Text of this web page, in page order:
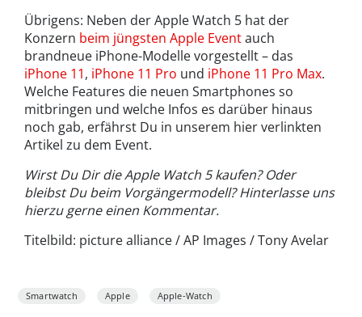
Übrigens: Neben der Apple Watch 5 hat der
Konzern beim jüngsten Apple Eventauch
brandneue iPhone-Modelle vorgestellt – das
iPhone 11, iPhone 11 Pro und iPhone 11 Pro Max.
Welche Features die neuen Smartphones so
mitbringen und welche Infos es darüber hinaus
noch gab, erfährst Du in unserem hier verlinkten
Artikel zu dem Event.
Wirst Du Dir die Apple Watch 5 kaufen? Oder
bleibst Du beim Vorgängermodell? Hinterlasse uns
hierzu gerne einen Kommentar.
Titelbild: picture alliance / AP Images / Tony Avelar
Smartwatch Apple Apple-Watch